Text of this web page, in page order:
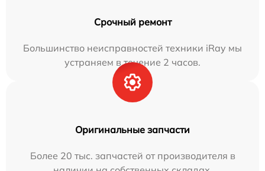
Срочный ремонт
Большинство неисправностей техники iRay мы
устраняем в течение 2 часов.
Оригинальные запчасти
Более 20 тыс. запчастей от производителя в